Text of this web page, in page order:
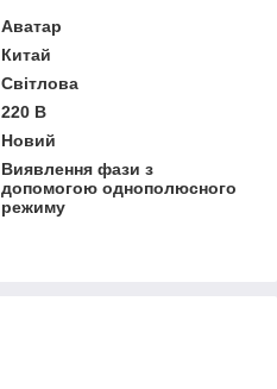
Аватар
Китай
Світлова
220 В
Новий
Виявлення фази з
допомогою однополюсного
режиму